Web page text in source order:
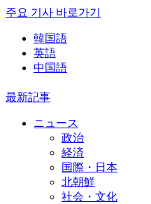
주요 기사 바로가기
韓国語
英語
中国語
最新記事
ニュース
政治
経済
国際・日本
北朝鮮
社会・文化